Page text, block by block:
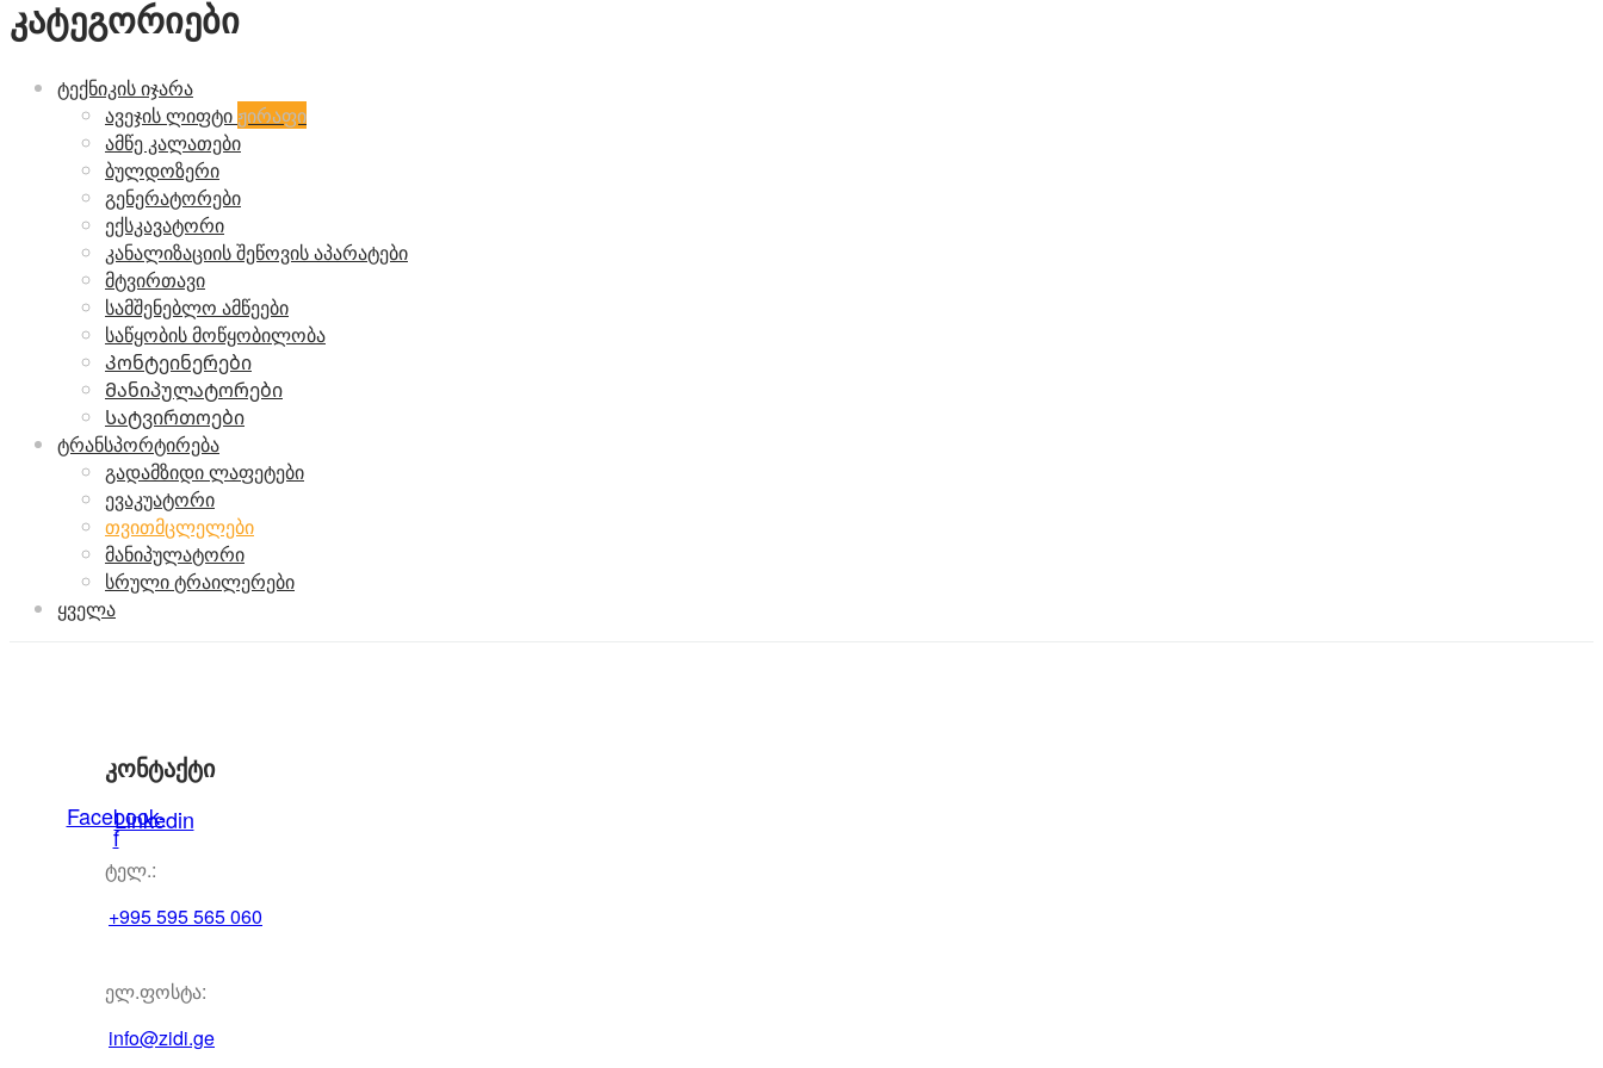
კატეგორიები
ტექნიკის იჯარა
ავეჯის ლიფტი ჟირაფი
ამწე კალათები
ბულდოზერი
გენერატორები
ექსკავატორი
კანალიზაციის შეწოვის აპარატები
მტვირთავი
სამშენებლო ამწეები
საწყობის მოწყობილობა
Კონტეინერები
Მანიპულატორები
Სატვირთოები
ტრანსპორტირება
გადამზიდი ლაფეტები
ევაკუატორი
თვითმცლელები
მანიპულატორი
სრული ტრაილერები
ყველა
კონტაქტი
Facebook-
f
Linkedin
ტელ.:
+995 595 565 060
ელ.ფოსტა:
info@zidi.ge